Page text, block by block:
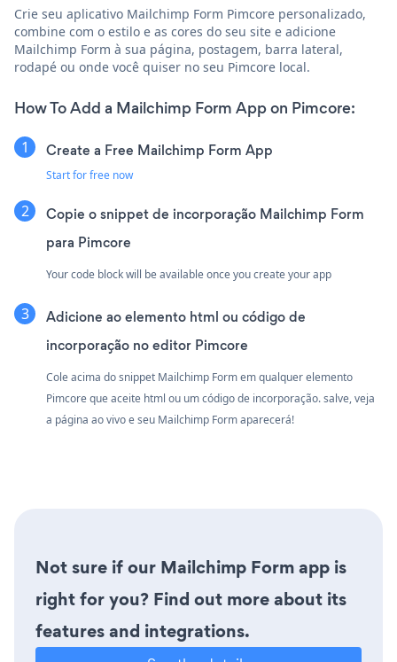
Crie seu aplicativo Mailchimp Form Pimcore personalizado,
combine com o estilo e as cores do seu site e adicione
Mailchimp Form à sua página, postagem, barra lateral,
rodapé ou onde você quiser no seu Pimcore local.
How To Add a Mailchimp Form App on Pimcore:
Create a Free Mailchimp Form App
Start for free now
Copie o snippet de incorporação Mailchimp Form
para Pimcore
Your code block will be available once you create your app
Adicione ao elemento html ou código de
incorporação no editor Pimcore
Cole acima do snippet Mailchimp Form em qualquer elemento
Pimcore que aceite html ou um código de incorporação. salve, veja
a página ao vivo e seu Mailchimp Form aparecerá!
Not sure if our Mailchimp Form app is
right for you? Find out more about its
features and integrations.